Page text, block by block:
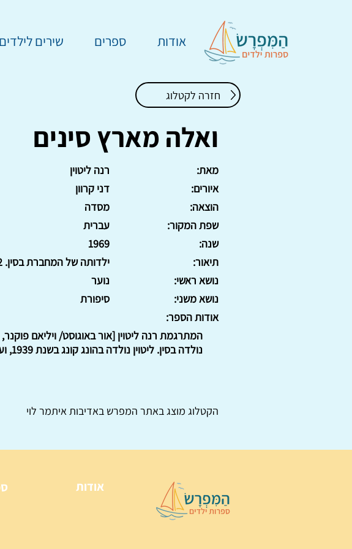
אודות ספרים שירים לילדים
חזרה לקטלוג
ואלה מארץ סינים
רנה ליטוין
מאת:
דני קרוון
איורים:
מסדה
הוצאה:
עברית
שפת המקור:
1969
שנה:
ילדותה של המחברת בסין. 112 ע'. כריכה קשה.
תיאור:
נוער
נושא ראשי:
סיפורת
נושא משני:
אודות הספר:
המתרגמת רנה ליטוין [אור באוגוסט/ ויליאם
נולדה בסין. ליטוין נולדה בהונג קונג בשנת 1939, ועלתה לישראל בגיל 10.
הקטלוג מוצג באתר המפרש באדיבות איתמר לוי
אודות